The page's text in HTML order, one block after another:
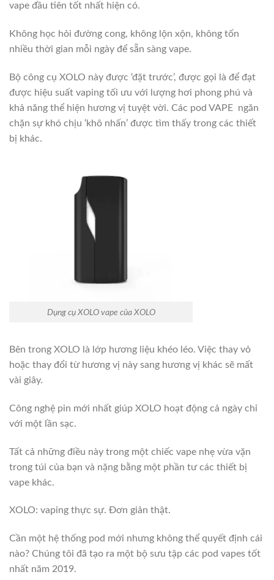
vape đầu tiên tốt nhất hiện có.
Không học hỏi đường cong, không lộn xộn, không tốn
nhiều thời gian mỗi ngày để sẵn sàng vape.
Bộ công cụ XOLO này được ‘đặt trước’, được gọi là để đạt
được hiệu suất vaping tối ưu với lượng hơi phong phú và
khả năng thể hiện hương vị tuyệt vời. Các pod VAPE ngăn
chặn sự khó chịu ‘khô nhấn’ được tìm thấy trong các thiết
bị khác.
Dụng cụ XOLO vape của XOLO
Bên trong XOLO là lớp hương liệu khéo léo. Việc thay vỏ
hoặc thay đổi từ hương vị này sang hương vị khác sẽ mất
vài giây.
Công nghệ pin mới nhất giúp XOLO hoạt động cả ngày chỉ
với một lần sạc.
Tất cả những điều này trong một chiếc vape nhẹ vừa vặn
trong túi của bạn và nặng bằng một phần tư các thiết bị
vape khác.
XOLO: vaping thực sự. Đơn giản thật.
Cần một hệ thống pod mới nhưng không thể quyết định cái
nào? Chúng tôi đã tạo ra một bộ sưu tập các pod vapes tốt
nhất năm 2019.